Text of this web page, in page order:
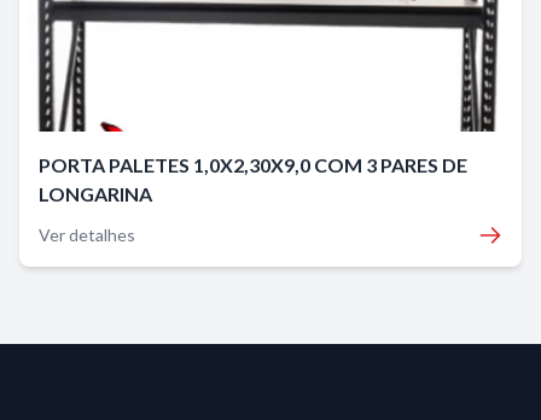
PORTA PALETES 1,0X2,30X9,0 COM 3 PARES DE
LONGARINA
Ver detalhes